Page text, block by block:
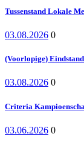
Tussenstand Lokale
03.08.2026 0
(Voorlopige)
03.08.2026 0
Criteria
03.06.2026 0